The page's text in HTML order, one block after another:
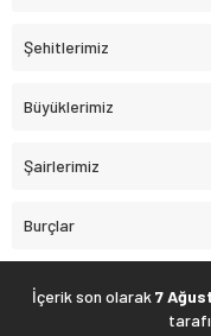
Şehitlerimiz
Büyüklerimiz
Şairlerimiz
Burçlar
İçerik son olarak 7